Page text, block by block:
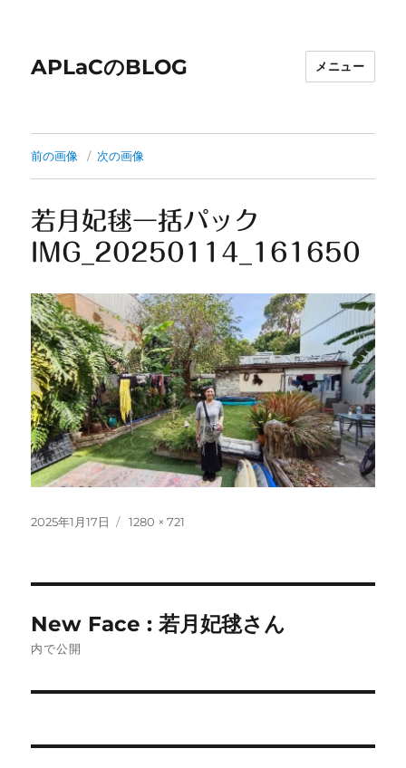
APLaCのBLOG メニュー
前の画像 次の画像
若月妃毬一括パック
IMG_20250114_161650
投
2025年1月17日
フ
1280 × 721
稿
New Face : 若月妃毬さん
内で公開